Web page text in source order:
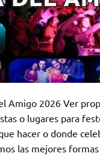
Amigo 2026 Ver
o lugares para
hacer o donde
las mejores